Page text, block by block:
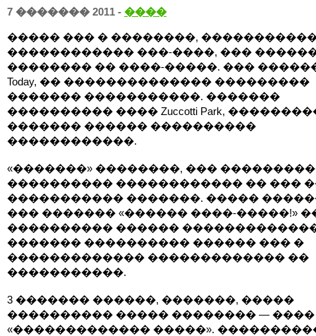
7 ������� 2011 - ����
����� ��� � ��������,
������������ ���-����, ���
�������� �� ����-�����. ���
Today, �� �������������� ���������
������� �����������. �������
���������� ���� Zuccotti Park,
������� ������ ����������
������������.
«�������» ��������, ���
���������� ������������ �� ���
����������� �������. �����
��� ������� «������ ����-�����!»
���������� ������
������� ���������� ������ ��� �
������������� ������������� ��
�����������.
3 ������� ������, �������, �����
���������� ����� �������� — ����
«������������� �����».